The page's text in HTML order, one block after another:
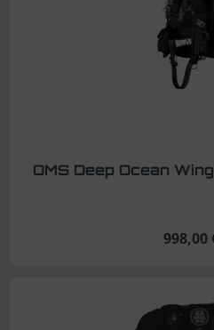
OMS Deep Ocean
998,00